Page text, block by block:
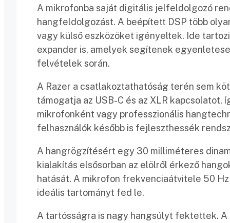
A mikrofonba saját digitális jelfeldolgozó
hangfeldolgozást. A beépített DSP több
vagy külső eszközöket igényeltek. Ide
expander is, amelyek segítenek
felvételek során.
A Razer a csatlakoztathatóság terén sem
támogatja az USB-C és az XLR
mikrofonként vagy professzionális
felhasználók később is fejleszthessék
A hangrögzítésért egy 30 milliméteres
kialakítás elsősorban az elölről érkező
hatását. A mikrofon frekvenciaátvitele 50
ideális tartományt fed le.
A tartósságra is nagy hangsúlyt fektettek.